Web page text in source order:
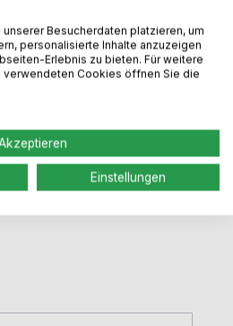
inkl. 2
cmSchlauch-Ø 125 mm
Besucherdaten platzieren, um
personalisierte Inhalte anzuzeigen
Erlebnis zu bieten. Für weitere
verwendeten Cookies öffnen Sie die
Einstellungen